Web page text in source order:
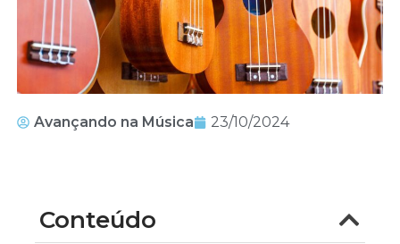
Avançando na Música 23/10/2024
Conteúdo